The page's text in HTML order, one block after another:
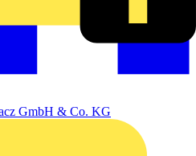
GmbH & Co. KG